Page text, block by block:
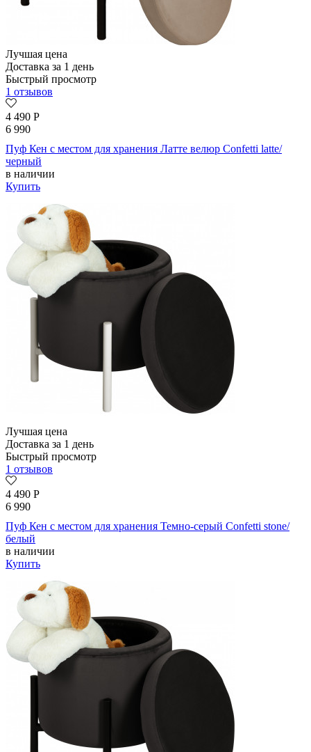
Лучшая цена
Доставка за 1 день
Быстрый просмотр
1 отзывов
4 490 Р
6 990
Пуф Кен с местом для хранения Латте велюр Confetti latte/
черный
в наличии
Купить
Лучшая цена
Доставка за 1 день
Быстрый просмотр
1 отзывов
4 490 Р
6 990
Пуф Кен с местом для хранения Темно-серый Confetti stone/
белый
в наличии
Купить